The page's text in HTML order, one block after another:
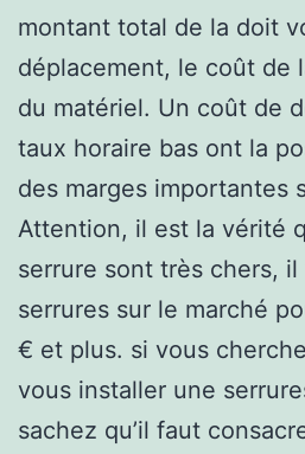
montant total de la doit
déplacement, le coût de
du matériel. Un coût de
taux horaire bas ont la
des marges importantes
Attention, il est la vérité
serrure sont très chers,
serrures sur le marché
€ et plus. si vous
vous installer une
sachez qu’il faut